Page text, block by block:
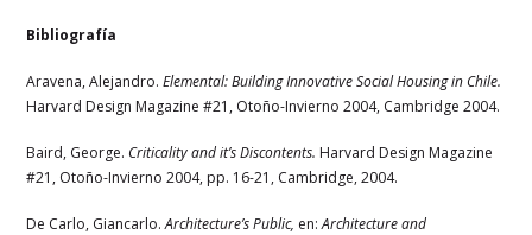
Bibliografía
Aravena, Alejandro.Elemental: Building Innovative Social Housing in Chile.
Harvard Design Magazine #21, Otoño-Invierno 2004, Cambridge 2004.
Baird, George. Criticality and it’s Discontents. Harvard Design Magazine
#21, Otoño-Invierno 2004, pp. 16-21, Cambridge, 2004.
De Carlo, Giancarlo.Architecture’s Public, en:Architecture and